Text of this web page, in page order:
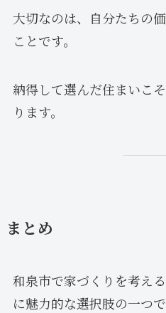
大切なのは、自分たちの
ことです。
納得して選んだ住まいこ
ります。
まとめ
和泉市で家づくりを考え
に魅力的な選択肢の一つ